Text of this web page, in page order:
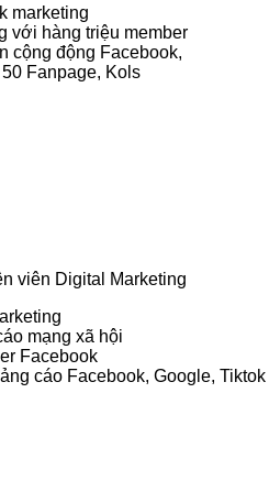
marketing
với hàng triệu member
cộng động Facebook,
Fanpage, Kols
viên Digital Marketing
mạng xã hội
Facebook
cáo Facebook, Google, Tiktok